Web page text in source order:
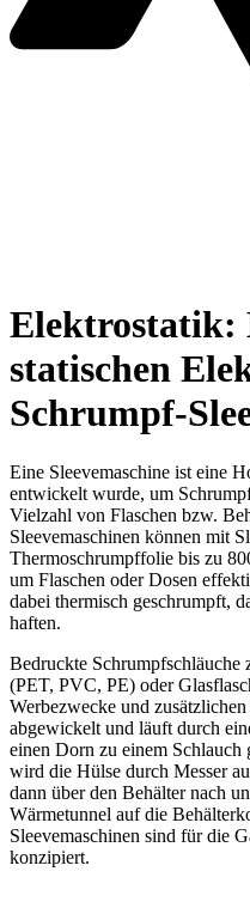
Elektrostatik:
statischen
Schrumpf-
Eine Sleevemaschine ist eine
entwickelt wurde, um
Vielzahl von Flaschen bzw.
Sleevemaschinen können mit
Thermoschrumpffolie bis zu
um Flaschen oder Dosen
dabei thermisch geschrumpft,
haften.
Bedruckte
(PET, PVC, PE) oder
Werbezwecke und
abgewickelt und läuft durch
einen Dorn zu einem Schlauch
wird die Hülse durch Messer
dann über den Behälter nach
Wärmetunnel auf die
Sleevemaschinen sind für die
konzipiert.